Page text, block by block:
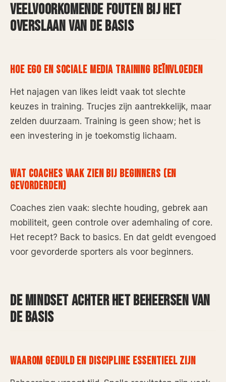
VEELVOORKOMENDE FOUTEN BIJ HET
OVERSLAAN VAN DE BASIS
HOE EGO EN SOCIALE MEDIA TRAINING BEÏNVLOEDEN
Het najagen van likes leidt vaak tot slechte
keuzes in training. Trucjes zijn aantrekkelijk, maar
zelden duurzaam. Training is geen show; het is
een investering in je toekomstig lichaam.
WAT COACHES VAAK ZIEN BIJ BEGINNERS (EN
GEVORDERDEN)
Coaches zien vaak: slechte houding, gebrek aan
mobiliteit, geen controle over ademhaling of core.
Het recept? Back to basics. En dat geldt evengoed
voor gevorderde sporters als voor beginners.
DE MINDSET ACHTER HET BEHEERSEN VAN
DE BASIS
WAAROM GEDULD EN DISCIPLINE ESSENTIEEL ZIJN